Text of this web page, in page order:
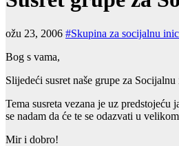
ožu 23, 2006 #Skupina za socijalnu
Bog s vama,
Slijedeći susret naše grupe za
Tema susreta vezana je uz
se nadam da će te se odazvati u
Mir i dobro!